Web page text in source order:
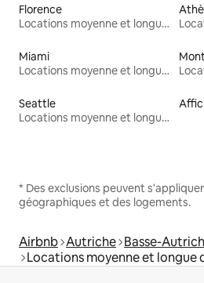
Florence
Locations moyenne et longue durée
Miami
Locations moyenne et longue durée
Seattle
Locations moyenne et longue durée
* Des exclusions peuvent
géographiques et des logements.
Airbnb Autriche Basse-
Locations moyenne et longue